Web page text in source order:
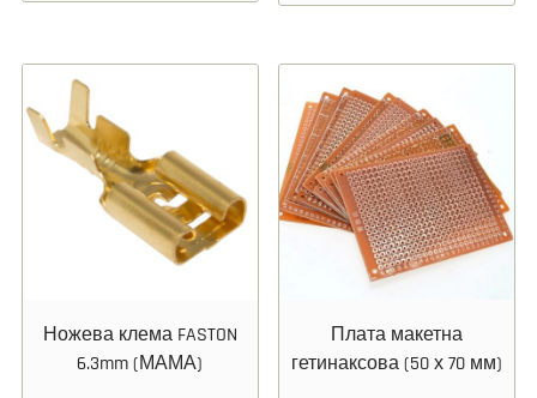
Ножева клема FASTON
6.3mm (МАМА)
Плата макетна
гетинаксова (50 х 70 мм)